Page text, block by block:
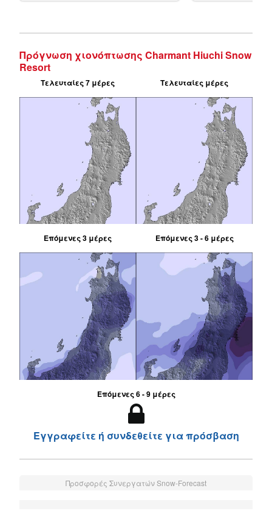
Πρόγνωση χιονόπτωσης Charmant Hiuchi Snow
Resort
Τελευταίες 7 μέρες Τελευταίες μέρες
Επόμενες 3 μέρες Επόμενες 3 - 6 μέρες
Επόμενες 6 - 9 μέρες
Εγγραφείτε ή συνδεθείτε για πρόσβαση
Προσφορές Συνεργατών Snow-Forecast